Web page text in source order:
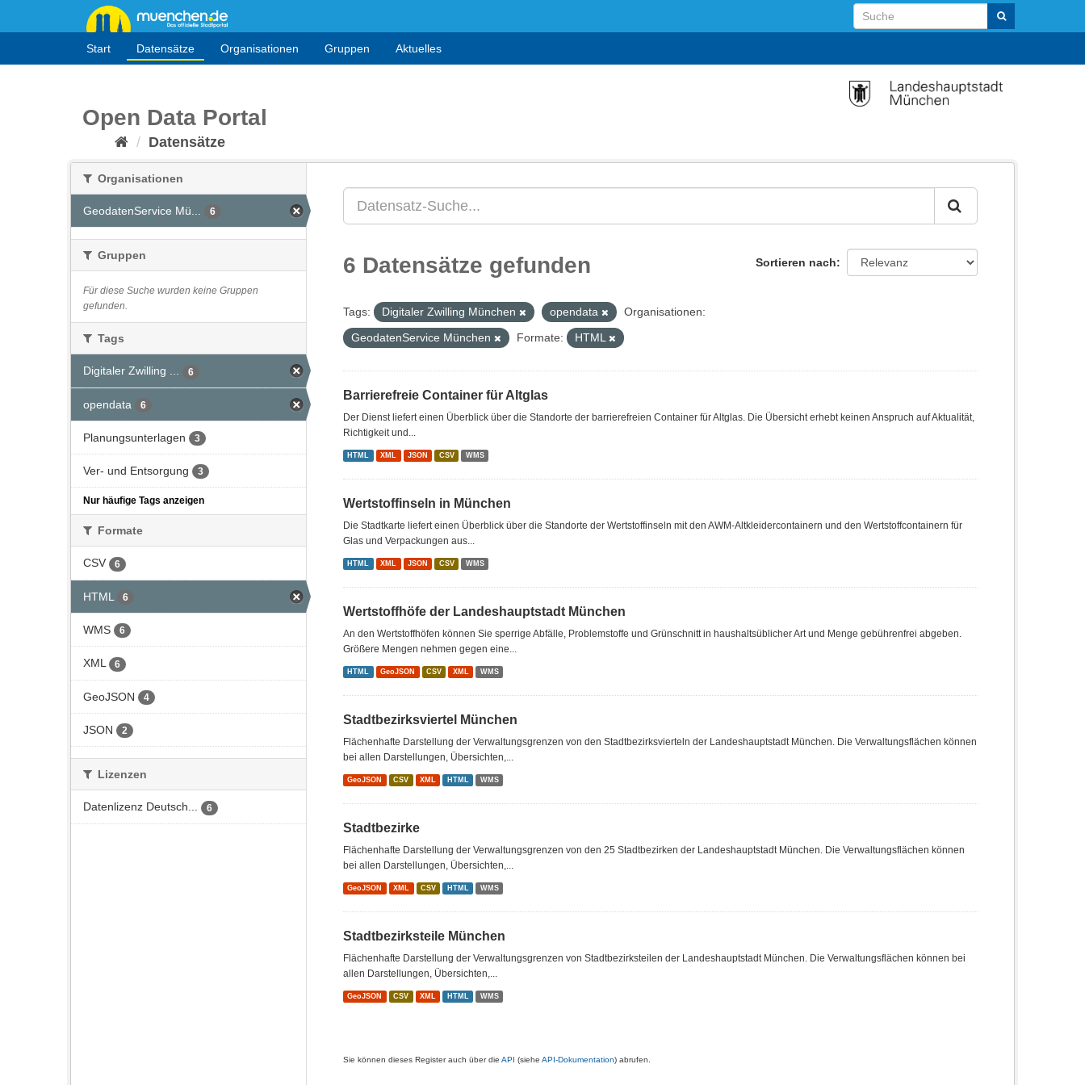
Start Datensätze Organisationen Gruppen Aktuelles
Open Data Portal
Datensätze
Organisationen
GeodatenService Mü... 6
Gruppen
Für diese Suche wurden keine Gruppen
gefunden.
Tags
Digitaler Zwilling ... 6
opendata 6
Planungsunterlagen 3
Ver- und Entsorgung 3
Nur häufige Tags anzeigen
Formate
CSV 6
HTML 6
WMS 6
XML 6
GeoJSON 4
JSON 2
Lizenzen
Datenlizenz Deutsch... 6
Sortieren nach
6 Datensätze gefunden
Tags: Digitaler Zwilling München opendata
Organisationen:
GeodatenService München
Formate: HTML
Barrierefreie Container für Altglas
Der Dienst liefert einen Überblick über die Standorte der barrierefreien Container für Altglas. Die Übersicht erhebt keinen Anspruch auf Aktualität,
Richtigkeit und...
HTML XML JSON CSV WMS
Wertstoffinseln in München
Die Stadtkarte liefert einen Überblick über die Standorte der Wertstoffinseln mit den AWM-Altkleidercontainern und den Wertstoffcontainern für
Glas und Verpackungen aus...
HTML XML JSON CSV WMS
Wertstoffhöfe der Landeshauptstadt München
An den Wertstoffhöfen können Sie sperrige Abfälle, Problemstoffe und Grünschnitt in haushaltsüblicher Art und Menge gebührenfrei abgeben.
Größere Mengen nehmen gegen eine...
HTML GeoJSON CSV XML WMS
Stadtbezirksviertel München
Flächenhafte Darstellung der Verwaltungsgrenzen von den Stadtbezirksvierteln der Landeshauptstadt München. Die Verwaltungsflächen können
bei allen Darstellungen, Übersichten,...
GeoJSON CSV XML HTML WMS
Stadtbezirke
Flächenhafte Darstellung der Verwaltungsgrenzen von den 25 Stadtbezirken der Landeshauptstadt München. Die Verwaltungsflächen können
bei allen Darstellungen, Übersichten,...
GeoJSON XML CSV HTML WMS
Stadtbezirksteile München
Flächenhafte Darstellung der Verwaltungsgrenzen von Stadtbezirksteilen der Landeshauptstadt München. Die Verwaltungsflächen können bei
allen Darstellungen, Übersichten,...
GeoJSON CSV XML HTML WMS
Sie können dieses Register auch über die API (siehe API-Dokumentation) abrufen.